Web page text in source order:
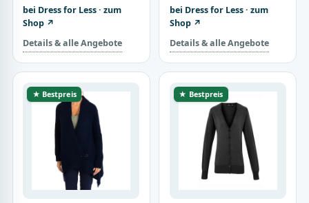
bei Dress for Less · zum
Shop ↗
Details & alle Angebote
bei Dress for Less · zum
Shop ↗
Details & alle Angebote
★ Bestpreis ★ Bestpreis